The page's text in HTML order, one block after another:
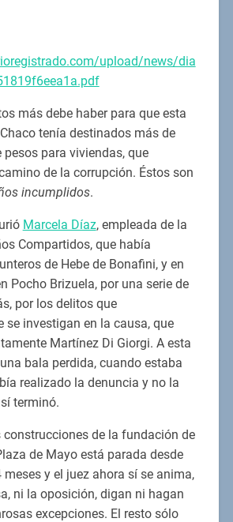
upload/news/dia
más debe haber para que esta
tenía destinados más de
para viviendas, que
de la corrupción. Éstos son
incumplidos.
Marcela Díaz, empleada de la
Compartidos, que había
de Hebe de Bonafini, y en
Pocho Brizuela, por una serie de
por los delitos que
se investigan en la causa, que
Martínez Di Giorgi. A esta
bala perdida, cuando estaba
realizado la denuncia y no la
terminó.
construcciones de la fundación de
de Mayo está parada desde
meses y el juez ahora sí se anima,
ni la oposición, digan ni hagan
excepciones. El resto sólo